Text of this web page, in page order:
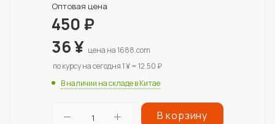
Оптовая цена
450₽
36¥ цена на 1688.com
по курсу на сегодня 1 ¥ = 12.50 ₽
В наличии на складе в Китае
В корзину